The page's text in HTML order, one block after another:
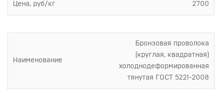
Цена, руб/кг 2700
Наименование
Бронзовая проволока
(круглая, квадратная)
холоднодеформированная
тянутая ГОСТ 5221-2008